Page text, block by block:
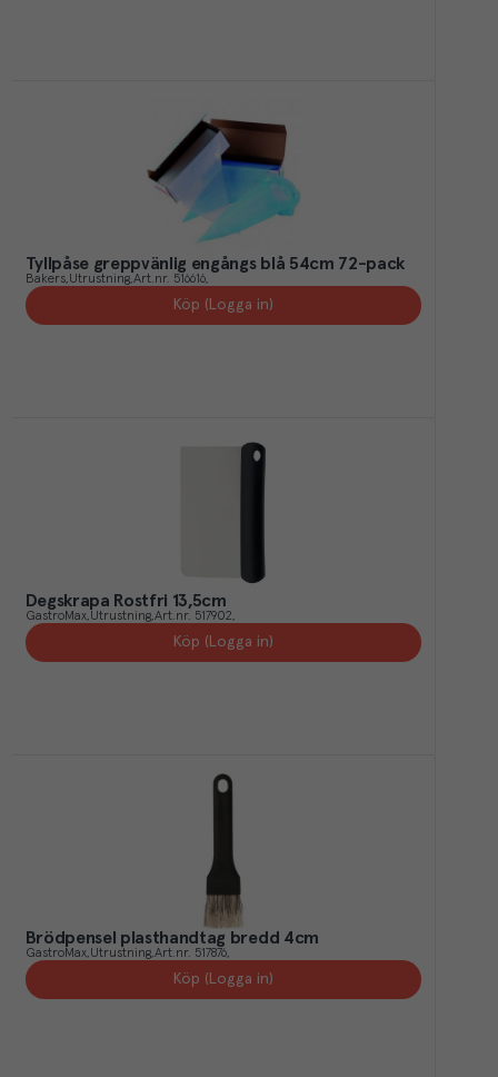
Tyllpåse greppvänlig engångs blå 54cm 72-pack
Bakers Utrustning Art.nr. 516616
Köp (Logga in)
Degskrapa Rostfri 13,5cm
GastroMax Utrustning Art.nr. 517902
Köp (Logga in)
Brödpensel plasthandtag bredd 4cm
GastroMax Utrustning Art.nr. 517876
Köp (Logga in)